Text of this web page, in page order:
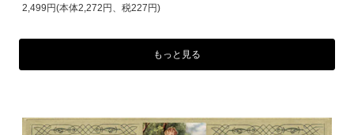
2,499円(本体2,272円、税227円)
もっと見る